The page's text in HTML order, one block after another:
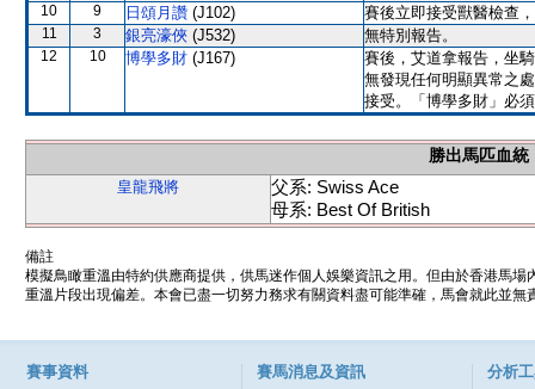
10 9 日頌月讚 (J102) 賽後立即接受獸醫檢查
11 3 銀亮濠俠 (J532) 無特別報告。
12 10 博學多財 (J167)
賽後，艾道拿報告，坐
無發現任何明顯異常之
接受。「博學多財」必
勝出馬匹血統
皇龍飛將
父系: Swiss Ace
母系: Best Of British
備註
模擬鳥瞰重溫由特約供應商提供，供馬迷作個人娛樂資訊之用。但由於香港馬
重溫片段出現偏差。本會已盡一切努力務求有關資料盡可能準確，馬會就此並
賽事資料 賽馬消息及資訊 分析